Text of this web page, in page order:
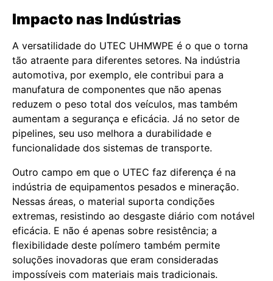
Impacto nas Indústrias
A versatilidade do UTEC UHMWPE é o que o torna
tão atraente para diferentes setores. Na indústria
automotiva, por exemplo, ele contribui para a
manufatura de componentes que não apenas
reduzem o peso total dos veículos, mas também
aumentam a segurança e eficácia. Já no setor de
pipelines, seu uso melhora a durabilidade e
funcionalidade dos sistemas de transporte.
Outro campo em que o UTEC faz diferença é na
indústria de equipamentos pesados e mineração.
Nessas áreas, o material suporta condições
extremas, resistindo ao desgaste diário com notável
eficácia. E não é apenas sobre resistência; a
flexibilidade deste polímero também permite
soluções inovadoras que eram consideradas
impossíveis com materiais mais tradicionais.